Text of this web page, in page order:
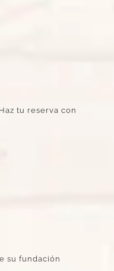
tu reserva con
su fundación